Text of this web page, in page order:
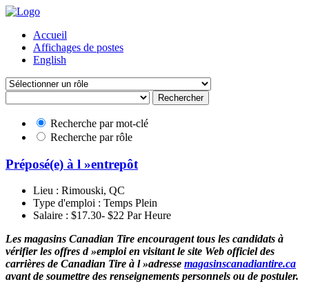
Accueil
Affichages de postes
English
Rechercher
Recherche par mot-clé
Recherche par rôle
Préposé(e) à l »entrepôt
Lieu : Rimouski, QC
Type d'emploi : Temps Plein
Salaire : $17.30- $22 Par Heure
Les magasins Canadian Tire encouragent tous les candidats à
vérifier les offres d »emploi en visitant le site Web officiel des
carrières de Canadian Tire à l »adresse magasinscanadiantire.ca
avant de soumettre des renseignements personnels ou de postuler.